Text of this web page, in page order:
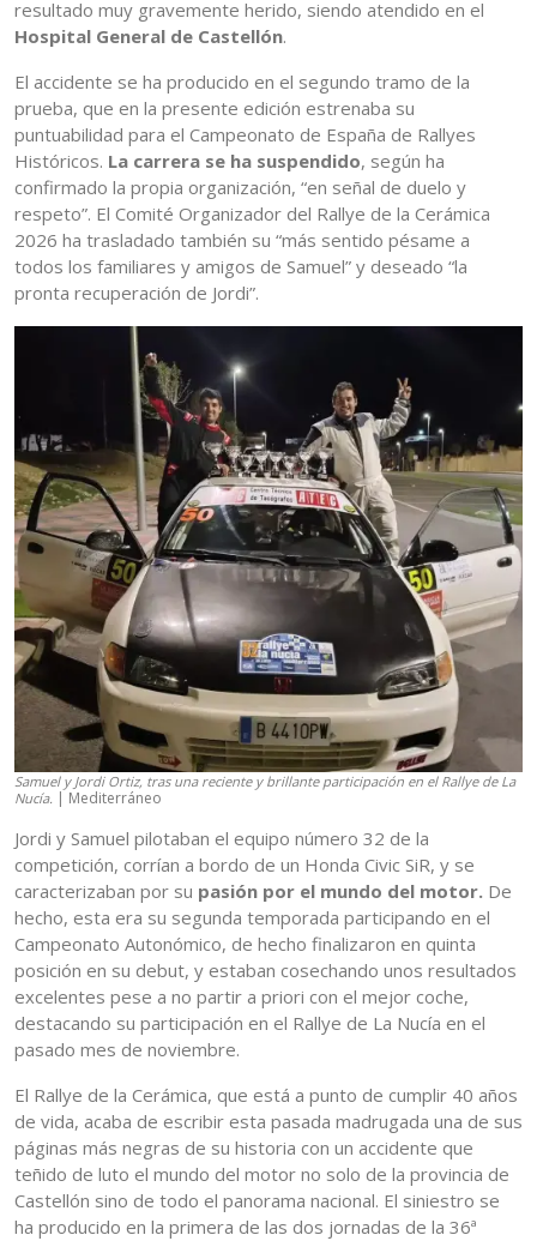
resultado muy gravemente herido, siendo atendido en el
Hospital General de Castellón.
El accidente se ha producido en el segundo tramo de la
prueba, que en la presente edición estrenaba su
puntuabilidad para el Campeonato de España de Rallyes
Históricos. La carrera se ha suspendido, según ha
confirmado la propia organización, “en señal de duelo y
respeto”. El Comité Organizador del Rallye de la Cerámica
2026 ha trasladado también su “más sentido pésame a
todos los familiares y amigos de Samuel” y deseado “la
pronta recuperación de Jordi”.
Samuel y Jordi Ortiz, tras una reciente y brillante participación en el Rallye de La
Nucía. | Mediterráneo
Jordi y Samuel pilotaban el equipo número 32 de la
competición, corrían a bordo de un Honda Civic SiR, y se
caracterizaban por su pasión por el mundo del motor. De
hecho, esta era su segunda temporada participando en el
Campeonato Autonómico, de hecho finalizaron en quinta
posición en su debut, y estaban cosechando unos resultados
excelentes pese a no partir a priori con el mejor coche,
destacando su participación en el Rallye de La Nucía en el
pasado mes de noviembre.
El Rallye de la Cerámica, que está a punto de cumplir 40 años
de vida, acaba de escribir esta pasada madrugada una de sus
páginas más negras de su historia con un accidente que
teñido de luto el mundo del motor no solo de la provincia de
Castellón sino de todo el panorama nacional. El siniestro se
ha producido en la primera de las dos jornadas de la 36ª